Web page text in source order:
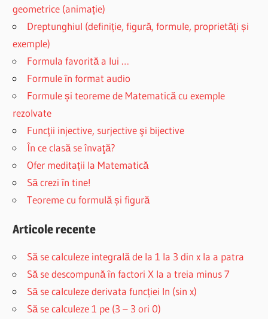
geometrice (animație)
Dreptunghiul (definiție, figură, formule, proprietăți și
exemple)
Formula favorită a lui …
Formule în format audio
Formule și teoreme de Matematică cu exemple
rezolvate
Funcţii injective, surjective şi bijective
În ce clasă se învaţă?
Ofer meditații la Matematică
Să crezi în tine!
Teoreme cu formulă și figură
Articole recente
Să se calculeze integrală de la 1 la 3 din x la a patra
Să se descompună în factori X la a treia minus 7
Să se calculeze derivata funcției ln (sin x)
Să se calculeze 1 pe (3 – 3 ori 0)